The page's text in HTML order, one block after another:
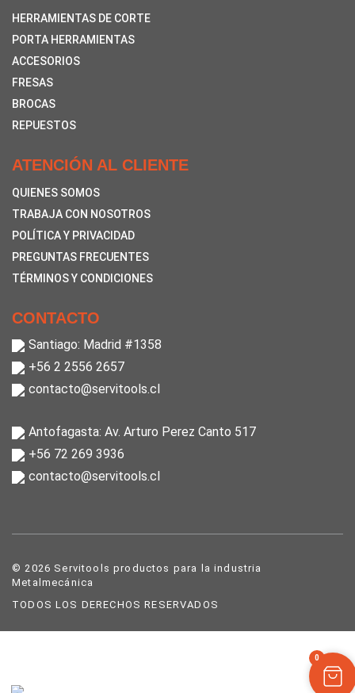
HERRAMIENTAS DE CORTE
PORTA HERRAMIENTAS
ACCESORIOS
FRESAS
BROCAS
REPUESTOS
ATENCIÓN AL CLIENTE
QUIENES SOMOS
TRABAJA CON NOSOTROS
POLÍTICA Y PRIVACIDAD
PREGUNTAS FRECUENTES
TÉRMINOS Y CONDICIONES
CONTACTO
Santiago: Madrid #1358
+56 2 2556 2657
contacto@servitools.cl
Antofagasta: Av. Arturo Perez Canto 517
+56 72 269 3936
contacto@servitools.cl
© 2026 Servitools productos para la industria
Metalmecánica
TODOS LOS DERECHOS RESERVADOS
0